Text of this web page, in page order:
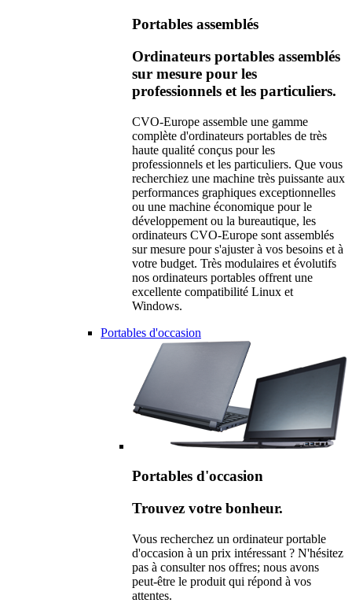
Portables assemblés
Ordinateurs portables assemblés
sur mesure pour les
professionnels et les particuliers.
CVO-Europe assemble une gamme
complète d'ordinateurs portables de très
haute qualité conçus pour les
professionnels et les particuliers. Que vous
recherchiez une machine très puissante aux
performances graphiques exceptionnelles
ou une machine économique pour le
développement ou la bureautique, les
ordinateurs CVO-Europe sont assemblés
sur mesure pour s'ajuster à vos besoins et à
votre budget. Très modulaires et évolutifs
nos ordinateurs portables offrent une
excellente compatibilité Linux et
Windows.
Portables d'occasion
Portables d'occasion
Trouvez votre bonheur.
Vous recherchez un ordinateur portable
d'occasion à un prix intéressant ? N'hésitez
pas à consulter nos offres; nous avons
peut-être le produit qui répond à vos
attentes.